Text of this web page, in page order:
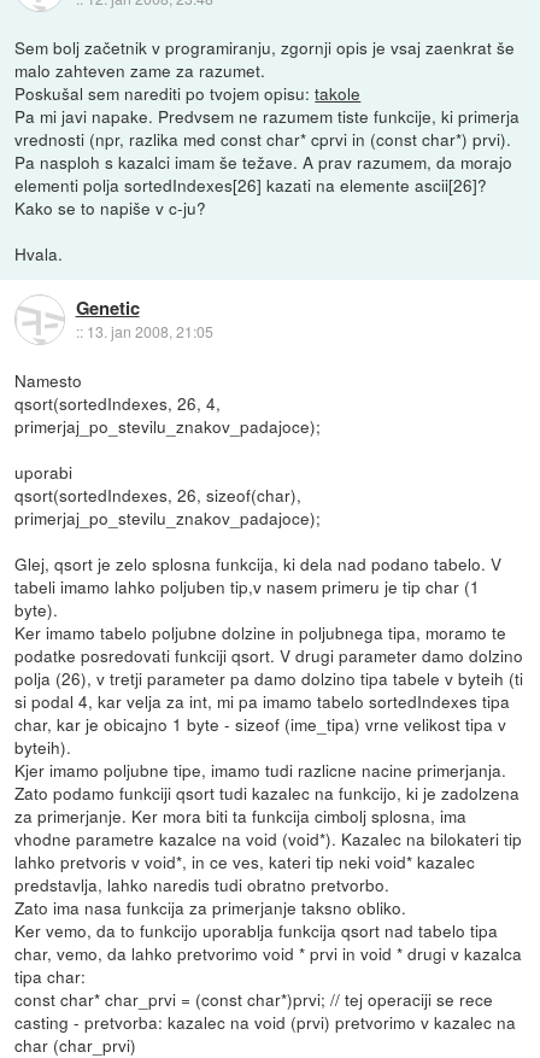
Sem bolj začetnik v programiranju, zgornji opis je vsaj zaenkrat še
malo zahteven zame za razumet.
Poskušal sem narediti po tvojem opisu:takole
Pa mi javi napake. Predvsem ne razumem tiste funkcije, ki primerja
vrednosti (npr, razlika med const char* cprvi in (const char*) prvi).
Pa nasploh s kazalci imam še težave. A prav razumem, da morajo
elementi polja sortedIndexes[26] kazati na elemente ascii[26]?
Kako se to napiše v c-ju?
Hvala.
Genetic
:: 13. jan 2008, 21:05
Namesto
qsort(sortedIndexes, 26, 4,
primerjaj_po_stevilu_znakov_padajoce);
uporabi
qsort(sortedIndexes, 26, sizeof(char),
primerjaj_po_stevilu_znakov_padajoce);
Glej, qsort je zelo splosna funkcija, ki dela nad podano tabelo. V
tabeli imamo lahko poljuben tip,v nasem primeru je tip char (1
byte).
Ker imamo tabelo poljubne dolzine in poljubnega tipa, moramo te
podatke posredovati funkciji qsort. V drugi parameter damo dolzino
polja (26), v tretji parameter pa damo dolzino tipa tabele v byteih (ti
si podal 4, kar velja za int, mi pa imamo tabelo sortedIndexes tipa
char, kar je obicajno 1 byte - sizeof (ime_tipa) vrne velikost tipa v
byteih).
Kjer imamo poljubne tipe, imamo tudi razlicne nacine primerjanja.
Zato podamo funkciji qsort tudi kazalec na funkcijo, ki je zadolzena
za primerjanje. Ker mora biti ta funkcija cimbolj splosna, ima
vhodne parametre kazalce na void (void*). Kazalec na bilokateri tip
lahko pretvoris v void*, in ce ves, kateri tip neki void* kazalec
predstavlja, lahko naredis tudi obratno pretvorbo.
Zato ima nasa funkcija za primerjanje taksno obliko.
Ker vemo, da to funkcijo uporablja funkcija qsort nad tabelo tipa
char, vemo, da lahko pretvorimo void * prvi in void * drugi v kazalca
tipa char:
const char* char_prvi = (const char*)prvi; // tej operaciji se rece
casting - pretvorba: kazalec na void (prvi) pretvorimo v kazalec na
char (char_prvi)